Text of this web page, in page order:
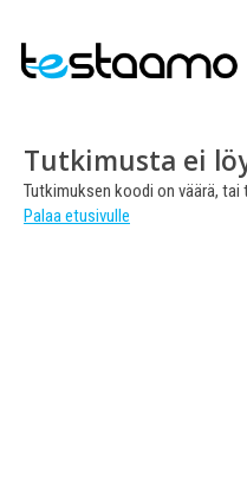
Tutkimusta ei
Tutkimuksen koodi on väärä,
Palaa etusivulle